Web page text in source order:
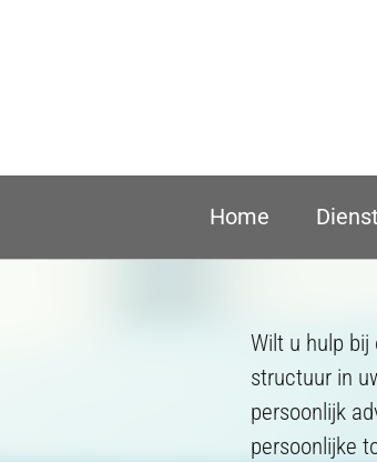
Home
Wilt u hulp bij
structuur in
persoonlijk
persoonlijke